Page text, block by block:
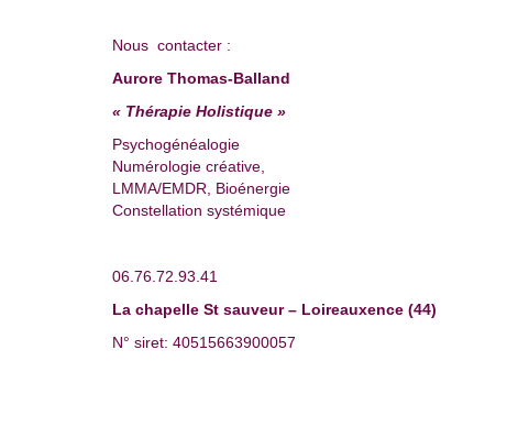
Nous contacter :
Aurore Thomas-Balland
« Thérapie Holistique »
Psychogénéalogie
Numérologie créative,
LMMA/EMDR, Bioénergie
Constellation systémique
06.76.72.93.41
La chapelle St sauveur – Loireauxence (44)
N° siret: 40515663900057